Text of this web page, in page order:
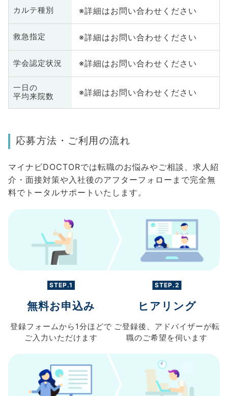
カルテ種別 ※詳細はお問い合わせください
救急指定 ※詳細はお問い合わせください
学会認定状況 ※詳細はお問い合わせください
一日の
平均来院数
※詳細はお問い合わせください
応募方法・ご利用の流れ
マイナビDOCTORでは転職のお悩みやご相談、求人紹
介・面接対策や入社後のアフターフォローまで完全無
料でトータルサポートいたします。
STEP.1
無料お申込み
登録フォームから 1分ほどで
ご入力 いただけます
STEP.2
ヒアリング
ご登録後、 アドバイザーが転
職のご希望を伺います